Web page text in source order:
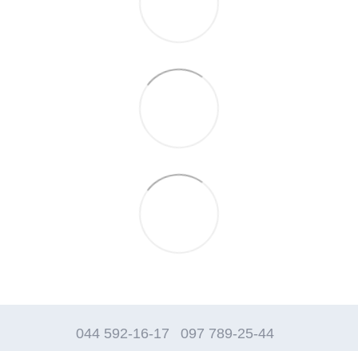
044 592-16-17 097 789-25-44